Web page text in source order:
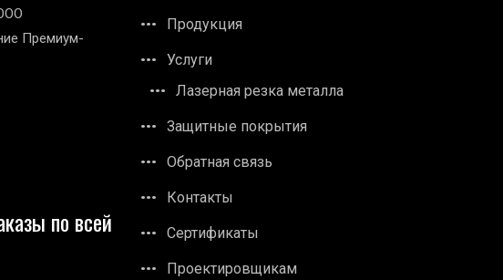
Премиум-
по всей
Продукция
Услуги
Лазерная резка металла
Защитные покрытия
Обратная связь
Контакты
Сертификаты
Проектировщикам